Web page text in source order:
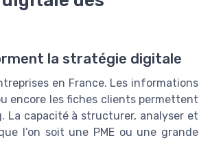
la stratégie digitale
en France. Les informations
encore les fiches clients permettent
La capacité à structurer, analyser et
l’on soit une PME ou une grande